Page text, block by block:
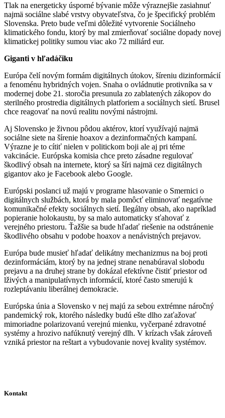
Tlak na energeticky úsporné bývanie môže výraznejšie zasiahnuť
najmä sociálne slabé vrstvy obyvateľstva, čo je špecifický problém
Slovenska. Preto bude veľmi dôležité vytvorenie Sociálneho
klimatického fondu, ktorý by mal zmierňovať sociálne dopady novej
klimatickej politiky sumou viac ako 72 miliárd eur.
Giganti v hľadáčiku
Európa čelí novým formám digitálnych útokov, šíreniu dizinformácií
a fenoménu hybridných vojen. Snaha o ovládnutie protivníka sa v
modernej dobe 21. storočia presunula zo zablatených zákopov do
sterilného prostredia digitálnych platforiem a sociálnych sietí. Brusel
chce reagovať na novú realitu novými nástrojmi.
Aj Slovensko je živnou pôdou aktérov, ktorí využívajú najmä
sociálne siete na šírenie hoaxov a dezinformačných kampaní.
Výrazne je to cítiť nielen v politickom boji ale aj pri téme
vakcinácie. Európska komisia chce preto zásadne regulovať
škodlivý obsah na internete, ktorý sa šíri najmä cez digitálnych
gigantov ako je Facebook alebo Google.
Európski poslanci už majú v programe hlasovanie o Smernici o
digitálnych službách, ktorá by mala pomôcť eliminovať negatívne
komunikačné efekty sociálnych sietí. Ilegálny obsah, ako napríklad
popieranie holokaustu, by sa malo automaticky sťahovať z
verejného priestoru. Ťažšie sa bude hľadať riešenie na odstránenie
škodlivého obsahu v podobe hoaxov a nenávistných prejavov.
Európa bude musieť hľadať delikátny mechanizmus na boj proti
dezinformáciám, ktorý by na jednej strane nenabúraval slobodu
prejavu a na druhej strane by dokázal efektívne čistiť priestor od
lživých a manipulatívnych informácií, ktoré často smerujú k
rozleptávaniu liberálnej demokracie.
Európska únia a Slovensko v nej majú za sebou extrémne náročný
pandemický rok, ktorého následky budú ešte dlho zaťažovať
mimoriadne polarizovanú verejnú mienku, vyčerpané zdravotné
systémy a hrozivo nafúknutý verejný dlh. V krízach však zároveň
vzniká priestor na reštart a vybudovanie novej kvality systémov.
Kontakt